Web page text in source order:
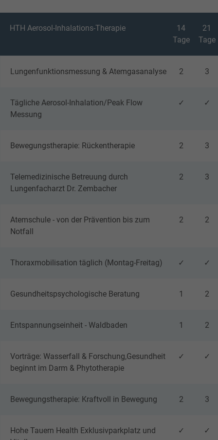
und Muskulatur, verbessert die Atemtechnik
ohne Überforderung.
Dauer
Einfache Bewegungen in Kombination mit
dabei die gesunden, natürlichen Aerosole tief
HTH Aerosol-Inhalations-Therapie
14
Tage
21
Tage
Lungenfunktionsmessung & Atemgasanalyse 2 3
Tägliche Aerosol-Inhalation/Peak Flow
Messung
✓ ✓
Bewegungstherapie: Rückentherapie 2 3
Telemedizinische Betreuung durch
Lungenfacharzt Dr. Zembacher
2 3
Atemschule - von der Prävention bis zum
Notfall
2 2
Thoraxmobilisation täglich (Montag-Freitag) ✓ ✓
Gesundheitspsychologische Beratung 1 2
Entspannungseinheit - Waldbaden 1 2
Vorträge: Wasserfall & Forschung,Gesundheit
beginnt im Darm & Phytotherapie
✓ ✓
Bewegungstherapie: Kraftvoll in Bewegung 2 3
Hohe Tauern Health Exklusivparkplatz und
✓ ✓